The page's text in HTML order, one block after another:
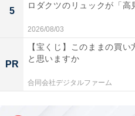
お湯は塩分が濃くヌルヌ
まってまったく湯冷めし
ルして施設も綺麗になり
5
ロダクツのリュックが「高
2026/08/03
PR
【宝くじ】このままの買
と思いますか
合同会社デジタルファーム